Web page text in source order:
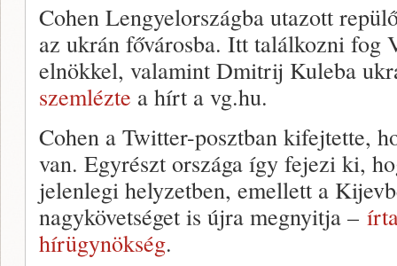
Cohen Lengyelországba utazott
az ukrán fővárosba. Itt találkozni fog
elnökkel, valamint Dmitrij Kuleba
szemlézte a hírt a vg.hu.
Cohen a Twitter-posztban kifejtette,
van. Egyrészt országa így fejezi ki,
jelenlegi helyzetben, emellett a
nagykövetséget is újra megnyitja –
hírügynökség.